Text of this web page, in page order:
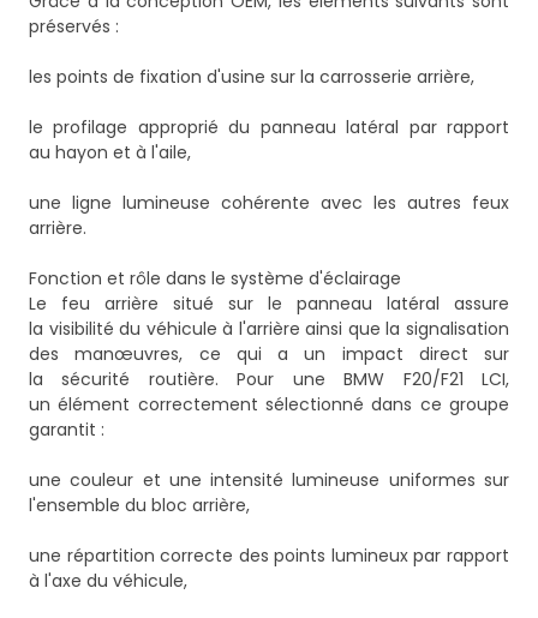
préservés :
les points de fixation d'usine sur la carrosserie arrière,
le profilage approprié du panneau latéral par rapport
au hayon et à l'aile,
une ligne lumineuse cohérente avec les autres feux
arrière.
Fonction et rôle dans le système d'éclairage
Le feu arrière situé sur le panneau latéral assure
la visibilité du véhicule à l'arrière ainsi que la signalisation
des manœuvres, ce qui a un impact direct sur
la sécurité routière. Pour une BMW F20/F21 LCI,
un élément correctement sélectionné dans ce groupe
garantit :
une couleur et une intensité lumineuse uniformes sur
l'ensemble du bloc arrière,
une répartition correcte des points lumineux par rapport
à l'axe du véhicule,